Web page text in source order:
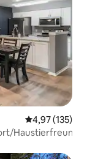
4,97 (135)